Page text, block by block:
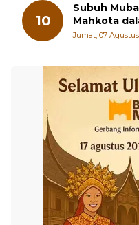
10
Subuh
Mahkota
Jumat, 07